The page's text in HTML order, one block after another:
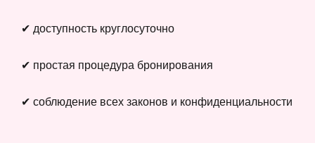
✔ доступность круглосуточно
✔ простая процедура бронирования
✔ соблюдение всех законов и конфиденциальности